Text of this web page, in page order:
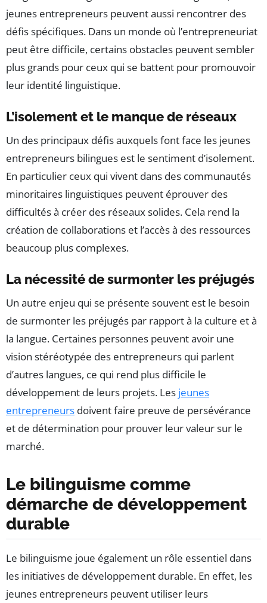
jeunes entrepreneurs peuvent aussi rencontrer des
défis spécifiques. Dans un monde où l’entrepreneuriat
peut être difficile, certains obstacles peuvent sembler
plus grands pour ceux qui se battent pour promouvoir
leur identité linguistique.
L’isolement et le manque de réseaux
Un des principaux défis auxquels font face les jeunes
entrepreneurs bilingues est le sentiment d’isolement.
En particulier ceux qui vivent dans des communautés
minoritaires linguistiques peuvent éprouver des
difficultés à créer des réseaux solides. Cela rend la
création de collaborations et l’accès à des ressources
beaucoup plus complexes.
La nécessité de surmonter les préjugés
Un autre enjeu qui se présente souvent est le besoin
de surmonter les préjugés par rapport à la culture et à
la langue. Certaines personnes peuvent avoir une
vision stéréotypée des entrepreneurs qui parlent
d’autres langues, ce qui rend plus difficile le
développement de leurs projets. Les jeunes
entrepreneurs doivent faire preuve de persévérance
et de détermination pour prouver leur valeur sur le
marché.
Le bilinguisme comme
démarche de développement
durable
Le bilinguisme joue également un rôle essentiel dans
les initiatives de développement durable. En effet, les
jeunes entrepreneurs peuvent utiliser leurs